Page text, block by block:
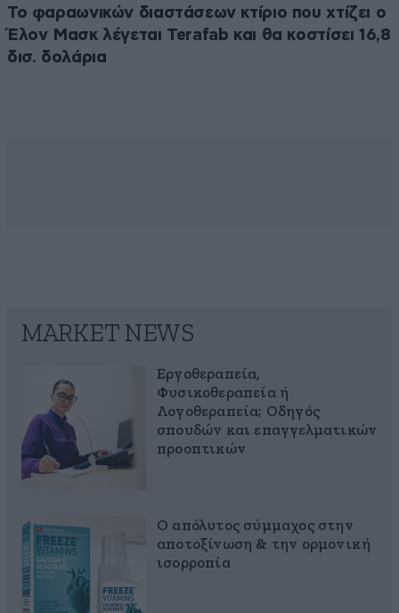
Το φαραωνικών διαστάσεων κτίριο που χτίζει ο
Έλον Μασκ λέγεται Terafab και θα κοστίσει 16,8
δισ. δολάρια
MARKET NEWS
Εργοθεραπεία,
Φυσικοθεραπεία ή
Λογοθεραπεία; Οδηγός
σπουδών και επαγγελματικών
προοπτικών
Ο απόλυτος σύμμαχος στην
αποτοξίνωση & την ορμονική
ισορροπία